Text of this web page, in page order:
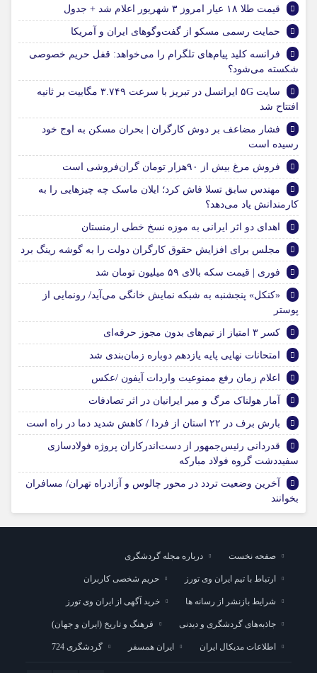
قیمت طلا ۱۸ عیار امروز ۳ شهریور اعلام شد + جدول
حمایت رسمی مسکو از گفت‌وگوهای ایران و آمریکا
فرانسه کلید پیام‌های تلگرام را می‌خواهد: قفل حریم خصوصی
شکسته می‌شود؟
سایت ۵G ایرانسل در تبریز با سرعت ۳.۷۴۹ مگابیت بر ثانیه
افتتاح شد
فشار مضاعف بر دوش کارگران | بحران مسکن به اوج خود
رسیده است
فروش مرغ بیش از ۹۰هزار تومان گران‌فروشی است
مهندس سابق تسلا فاش کرد؛ ایلان ماسک چه چیزهایی را به
کارمندانش یاد می‌دهد؟
اهدای دو اثر ایرانی به موزه نسخ خطی ارمنستان
مجلس برای افزایش حقوق کارگران دولت را به گوشه رینگ برد
فوری | قیمت سکه بالای ۵۹ میلیون تومان شد
«کنکل» پنجشنبه به شبکه نمایش خانگی می‌آید/ رونمایی از
پوستر
کسر ۳ امتیاز از تیم‌های بدون مجوز حرفه‌ای
امتحانات نهایی پایه یازدهم دوباره زمان‌بندی شد
اعلام زمان رفع ممنوعیت واردات آیفون /عکس
آمار هولناک مرگ و میر ایرانیان در اثر تصادفات
بارش برف در ۲۲ استان از فردا / کاهش شدید دما در راه است
قدردانی رئیس‌جمهور از دست‌اندرکاران پروژه فولادسازی
سفیددشت گروه فولاد مبارکه
آخرین وضعیت تردد در محور چالوس و آزادراه تهران/ مسافران
بخوانند
صفحه نخست درباره مجله گردشگری
ارتباط با تیم ایران وی تورز حریم شخصی کاربران
شرایط بازنشر از رسانه ها خرید آگهی از ایران وی تورز
جاذبه‌های گردشگری و دیدنی فرهنگ و تاریخ (ایران و جهان)
اطلاعات مدیکال ایران ایران همسفر گردشگری 724